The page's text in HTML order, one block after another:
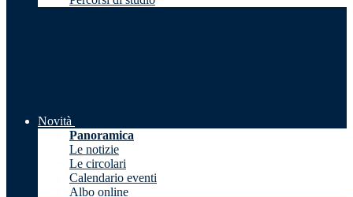
Novità
Panoramica
Le notizie
Le circolari
Calendario eventi
Albo online